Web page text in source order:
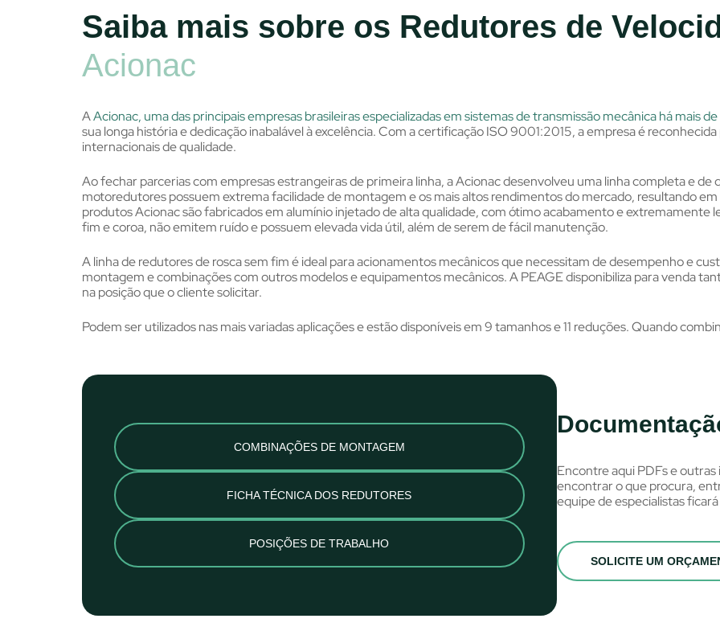
Saiba mais sobre os Redutores de
Acionac
AAcionac, uma das principais empresas brasileiras especializadas em sistemas de transmissão mecânica há mais
sua longa história e dedicação inabalável à excelência. Com a certificação ISO 9001:2015, a empresa é
internacionais de qualidade.
Ao fechar parcerias com empresas estrangeiras de primeira linha, a Acionac desenvolveu uma linha completa e de
motoredutores possuem extrema facilidade de montagem e os mais altos rendimentos do mercado, resultando
produtos Acionac são fabricados em alumínio injetado de alta qualidade, com ótimo acabamento e extremamente
fim e coroa, não emitem ruído e possuem elevada vida útil, além de serem de fácil manutenção.
A linha de redutores de rosca sem fim é ideal para acionamentos mecânicos que necessitam de desempenho e
montagem e combinações com outros modelos e equipamentos mecânicos. A PEAGE disponibiliza para venda
na posição que o cliente solicitar.
Podem ser utilizados nas mais variadas aplicações e estão disponíveis em 9 tamanhos e 11 reduções. Quando
COMBINAÇÕES DE MONTAGEM
FICHA TÉCNICA DOS REDUTORES
POSIÇÕES DE TRABALHO
Encontre aqui PDFs e
encontrar o que procura,
equipe de especialistas
SOLICITE UM